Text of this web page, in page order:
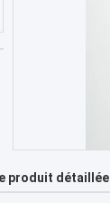
produit détaillée